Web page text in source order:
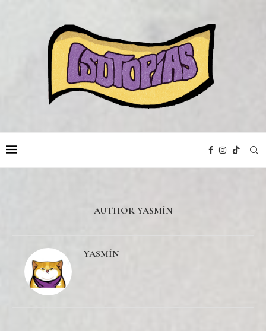
AUTHOR YASMÍN
YASMÍN